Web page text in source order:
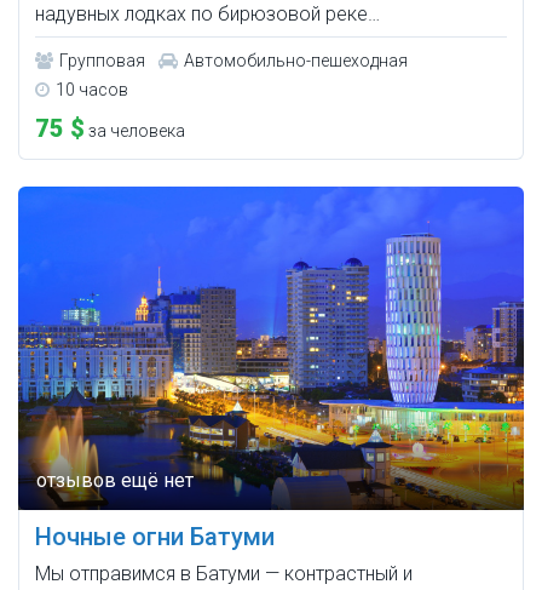
надувных лодках по бирюзовой реке…
Групповая
Автомобильно-пешеходная
10 часов
75 $ за человека
Ночные огни Батуми
Мы отправимся в Батуми — контрастный и